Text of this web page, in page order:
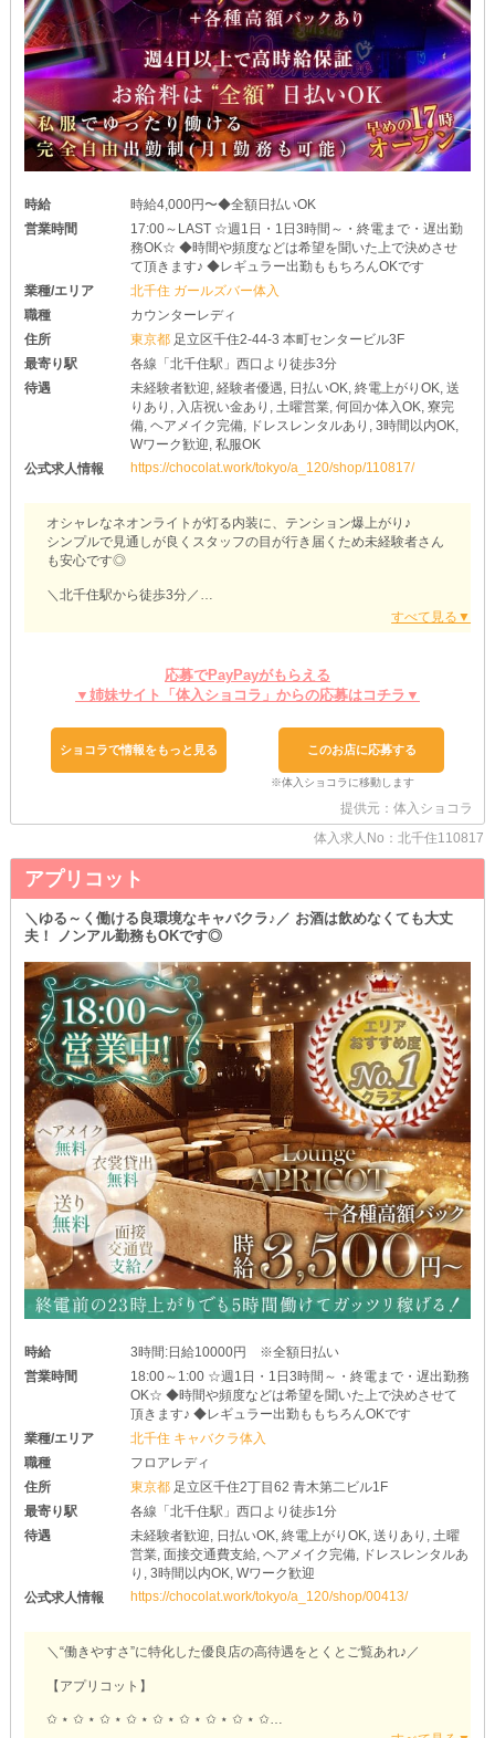
時給
時給4,000円〜◆全額日払いOK
営業時間
17:00～LAST ☆週1日・1日3時間～・終電まで・遅出勤
務OK☆ ◆時間や頻度などは希望を聞いた上で決めさせ
て頂きます♪ ◆レギュラー出勤ももちろんOKです
業種/エリア
北千住 ガールズバー体入
職種
カウンターレディ
住所
東京都 足立区千住2-44-3 本町センタービル3F
最寄り駅
各線「北千住駅」西口より徒歩3分
待遇
未経験者歓迎, 経験者優遇, 日払いOK, 終電上がりOK, 送
りあり, 入店祝い金あり, 土曜営業, 何回か体入OK, 寮完
備, ヘアメイク完備, ドレスレンタルあり, 3時間以内OK,
Wワーク歓迎, 私服OK
公式求人情報
https://chocolat.work/tokyo/a_120/shop/110817/
オシャレなネオンライトが灯る内装に、テンション爆上がり♪
シンプルで見通しが良くスタッフの目が行き届くため未経験者さん
も安心です◎
＼北千住駅から徒歩3分／
『送り』をご用意しています♪
「終電までしか働けないから、あんまり稼げない」
そんな子でも、ラストまでガッツリ勤務が可能です！
さい♪
■体験入店受付中■
ーここで体入のメリットをご紹介ー
・お仕事の流れを実際に確認
・働いているキャストが見られる
・ご来店される客層を把握
＝これらの要素が自分に合っているのかどうか文章だけでは分から
ない空気感を肌で感じられます◎
「本入してからイメージと違った…」
なんてことがないのは嬉しいポイントです♪
そのほかにも"【ランデブー】を選んで良かった"と思っていただけ
る待遇が勢揃い◎
ぜひお気軽にご応募ください！
あなたにお会いできる日を楽しみにしています♪
応募でPayPayがもらえる
▼姉妹サイト「体入ショコラ」からの応募はコチラ▼
ショコラで情報をもっと見る このお店に応募する
提供元：体入ショコラ
体入求人No：北千住110817
アプリコット
＼ゆる～く働ける良環境なキャバクラ♪／ お酒は飲めなくても大丈
夫！ ノンアル勤務もOKです◎
時給
3時間:日給10000円 ※全額日払い
営業時間
18:00～1:00 ☆週1日・1日3時間～・終電まで・遅出勤務
OK☆ ◆時間や頻度などは希望を聞いた上で決めさせて
頂きます♪ ◆レギュラー出勤ももちろんOKです
業種/エリア
北千住 キャバクラ体入
職種
フロアレディ
住所
東京都 足立区千住2丁目62 青木第二ビル1F
最寄り駅
各線「北千住駅」西口より徒歩1分
待遇
未経験者歓迎, 日払いOK, 終電上がりOK, 送りあり, 土曜
営業, 面接交通費支給, ヘアメイク完備, ドレスレンタルあ
り, 3時間以内OK, Wワーク歓迎
公式求人情報
https://chocolat.work/tokyo/a_120/shop/00413/
＼“働きやすさ”に特化した優良店の高待遇をとくとご覧あれ♪／
【アプリコット】
✩ ⋆ ✩ ⋆ ✩ ⋆ ✩ ⋆ ✩ ⋆ ✩ ⋆ ✩ ⋆ ✩ ⋆ ✩